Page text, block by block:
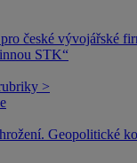
české vývojářské
STK“
>
Geopolitické